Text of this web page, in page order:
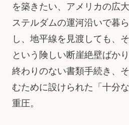
を築きたい、アメリカの広
ステルダムの運河沿いで暮
し、地平線を見渡しても、
という険しい断崖絶壁ばか
終わりのない書類手続き、
むために設けられた「十分
重圧。